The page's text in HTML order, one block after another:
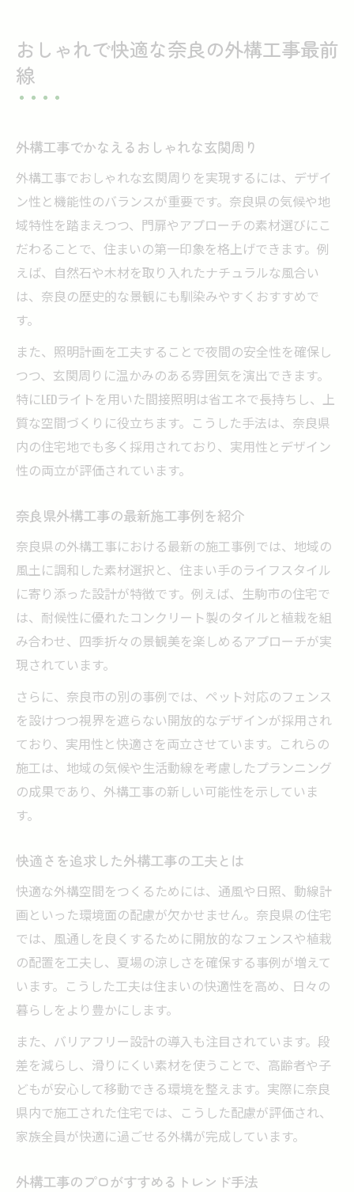
おしゃれで快適な奈良の外構工事最前
線
外構工事でかなえるおしゃれな玄関周り
外構工事でおしゃれな玄関周りを実現するには、デザイ
ン性と機能性のバランスが重要です。奈良県の気候や地
域特性を踏まえつつ、門扉やアプローチの素材選びにこ
だわることで、住まいの第一印象を格上げできます。例
えば、自然石や木材を取り入れたナチュラルな風合い
は、奈良の歴史的な景観にも馴染みやすくおすすめで
す。
また、照明計画を工夫することで夜間の安全性を確保し
つつ、玄関周りに温かみのある雰囲気を演出できます。
特にLEDライトを用いた間接照明は省エネで長持ちし、上
質な空間づくりに役立ちます。こうした手法は、奈良県
内の住宅地でも多く採用されており、実用性とデザイン
性の両立が評価されています。
奈良県外構工事の最新施工事例を紹介
奈良県の外構工事における最新の施工事例では、地域の
風土に調和した素材選択と、住まい手のライフスタイル
に寄り添った設計が特徴です。例えば、生駒市の住宅で
は、耐候性に優れたコンクリート製のタイルと植栽を組
み合わせ、四季折々の景観美を楽しめるアプローチが実
現されています。
さらに、奈良市の別の事例では、ペット対応のフェンス
を設けつつ視界を遮らない開放的なデザインが採用され
ており、実用性と快適さを両立させています。これらの
施工は、地域の気候や生活動線を考慮したプランニング
の成果であり、外構工事の新しい可能性を示していま
す。
快適さを追求した外構工事の工夫とは
快適な外構空間をつくるためには、通風や日照、動線計
画といった環境面の配慮が欠かせません。奈良県の住宅
では、風通しを良くするために開放的なフェンスや植栽
の配置を工夫し、夏場の涼しさを確保する事例が増えて
います。こうした工夫は住まいの快適性を高め、日々の
暮らしをより豊かにします。
また、バリアフリー設計の導入も注目されています。段
差を減らし、滑りにくい素材を使うことで、高齢者や子
どもが安心して移動できる環境を整えます。実際に奈良
県内で施工された住宅では、こうした配慮が評価され、
家族全員が快適に過ごせる外構が完成しています。
外構工事のプロがすすめるトレンド手法